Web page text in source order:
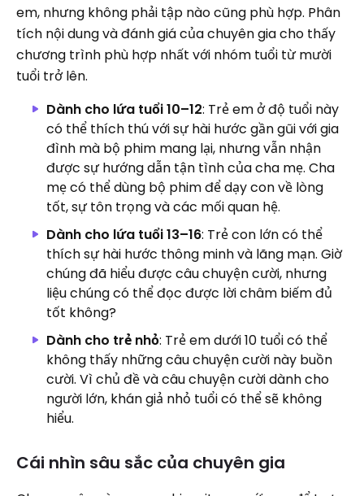
em, nhưng không phải tập nào cũng phù hợp. Phân
tích nội dung và đánh giá của chuyên gia cho thấy
chương trình phù hợp nhất với nhóm tuổi từ mười
tuổi trở lên.
Dành cho lứa tuổi 10–12: Trẻ em ở độ tuổi này
có thể thích thú với sự hài hước gần gũi với gia
đình mà bộ phim mang lại, nhưng vẫn nhận
được sự hướng dẫn tận tình của cha mẹ. Cha
mẹ có thể dùng bộ phim để dạy con về lòng
tốt, sự tôn trọng và các mối quan hệ.
Dành cho lứa tuổi 13–16: Trẻ con lớn có thể
thích sự hài hước thông minh và lãng mạn. Giờ
chúng đã hiểu được câu chuyện cười, nhưng
liệu chúng có thể đọc được lời châm biếm đủ
tốt không?
Dành cho trẻ nhỏ: Trẻ em dưới 10 tuổi có thể
không thấy những câu chuyện cười này buồn
cười. Vì chủ đề và câu chuyện cười dành cho
người lớn, khán giả nhỏ tuổi có thể sẽ không
hiểu.
Cái nhìn sâu sắc của chuyên gia